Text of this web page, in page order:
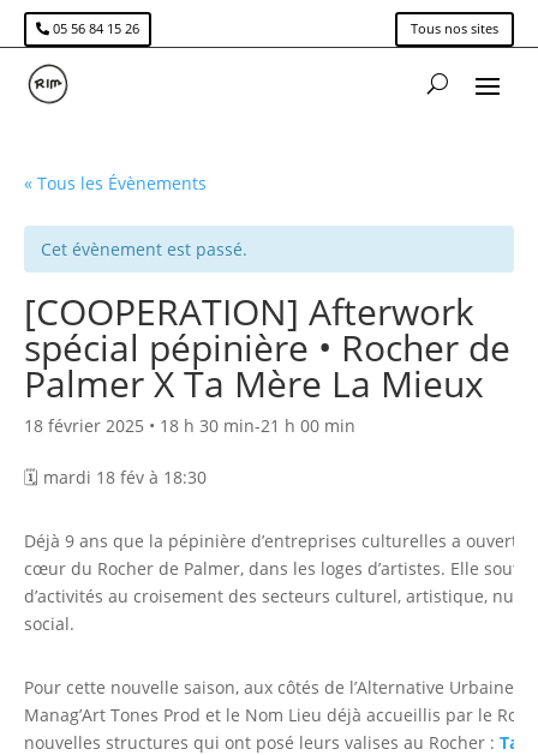
05 56 84 15 26 Tous nos sites
« Tous les Évènements
Cet évènement est passé.
[COOPERATION] Afterwork
spécial pépinière • Rocher de
Palmer X Ta Mère La Mieux
18 février 2025 • 18 h 30 min-21 h 00 min
🗓️ mardi 18 fév à 18:30
Déjà 9 ans que la pépinière d’entreprises culturelles a ouvert
cœur du Rocher de Palmer, dans les loges d’artistes. Elle
d’activités au croisement des secteurs culturel, artistique,
social.
Pour cette nouvelle saison, aux côtés de l’Alternative Urbaine
Manag’Art Tones Prod et le Nom Lieu déjà accueillis par le
nouvelles structures qui ont posé leurs valises au Rocher : Ta